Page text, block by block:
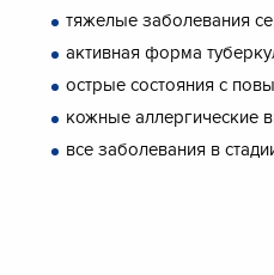
тяжелые заболевания
активная форма
острые состояния с
кожные аллергические
все заболевания в